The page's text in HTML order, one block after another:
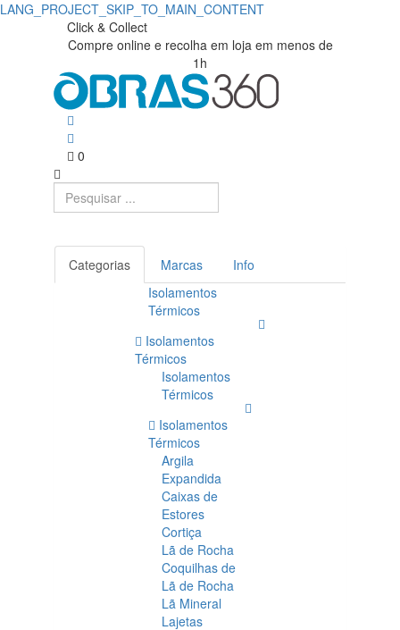
LANG_PROJECT_SKIP_TO_MAIN_CONTENT
Click & Collect
Compre online e recolha em loja em menos de
1h
0
Categorias Marcas
Info
Isolamentos
Térmicos
Isolamentos
Térmicos
Isolamentos
Térmicos
Isolamentos
Térmicos
Argila
Expandida
Caixas de
Estores
Cortiça
Lã de Rocha
Coquilhas de
Lã de Rocha
Lã Mineral
Lajetas